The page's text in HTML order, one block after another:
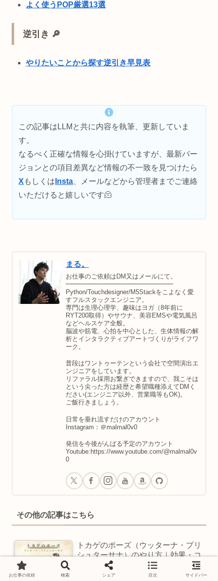
よく使うPOP厳選13選
逆引き 🔎
やりたいことから探す逆引き早見表
この記事はLLMと共に内容を執筆、更新していま
す。
なるべく正確な情報を心掛けていますが、最新バー
ジョンとの項目差異など情報の不一致を見つけたら
X もしくは Insta 、メールなどから管理者までご連絡
いただけると嬉しいです🫠
まる。
お仕事のご依頼はDM又はメールにて。
━━━━━━━━━━━━━━━━━
Python/Touchdesigner/M5Stackをこよなく愛
すフルスタックエンジニア。
専門は生理心理学、趣味はヨガ（8年前に
RYT200取得）やサウナ、美容EMSや電気風呂
などヘルスケア全般。
脳波や筋電、心拍を中心とした、生体情報の解
析とインタラクティブアートづくりがライフワ
ーク。
普段はワントゥーテンという会社で空間演出エ
ンジニアをしています。
リファラル採用お繋ぎできますので、我こそは
という尖った方は経歴と希望職種添えてDMく
ださい(エンジニア以外、営業職等もOK)。
ご飯行きましょう。
日常を垂れ流すだけのアカウント
Instagram：＠malmal0v0
発信を今後がんばる予定のアカウント
Youtube:https://www.youtube.com/@malmal0v
0
その他の記事はこちら
トカゲのポーズ（ウッターナ・プリ
シュターサナ）のやり方｜効果・コ
ツ・注意点【ヨガ】
お仕事の依頼 検索 シェア 目次 サイドバー